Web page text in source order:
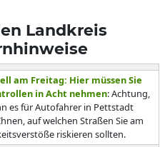
Landkreis
am Freitag: Hier müssen Sie
in Acht nehmen: Achtung,
es für Autofahrer in Pettstadt
auf welchen Straßen Sie am
riskieren sollten.